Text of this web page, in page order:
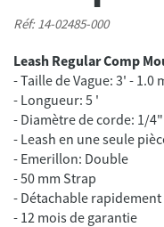
Réf: 14-02485-000
Leash Regular Comp
- Taille de Vague: 3' - 1.0
- Longueur: 5 '
- Diamètre de corde: 1/
- Leash en une seule
- Emerillon: Double
- 50 mm Strap
- Détachable rapidement
- 12 mois de garantie